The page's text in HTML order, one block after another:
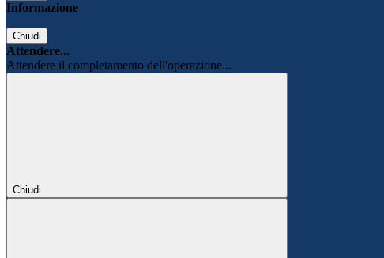
Informazione
Chiudi
Attendere...
Attendere il completamento dell'operazione...
Chiudi